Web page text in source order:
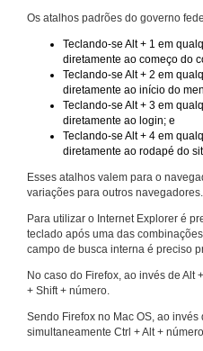
Os atalhos padrões do governo
Teclando-se Alt + 1 em
diretamente ao começo do
Teclando-se Alt + 2 em
diretamente ao início do
Teclando-se Alt + 3 em
diretamente ao login; e
Teclando-se Alt + 4 em
diretamente ao rodapé do
Esses atalhos valem para o
variações para outros navegadores.
Para utilizar o Internet Explorer é
teclado após uma das
campo de busca interna é preciso
No caso do Firefox, ao invés de Alt
+ Shift + número.
Sendo Firefox no Mac OS, ao invés
simultaneamente Ctrl + Alt +